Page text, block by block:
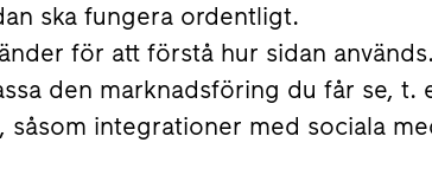
ska fungera ordentligt.
för att förstå hur sidan används.
den marknadsföring du får se, t.
integrationer med sociala